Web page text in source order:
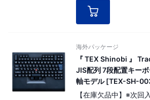
海外パッケージ
『 TEX Shinobi 』
JIS配列 7段配置キー
軸モデル [TEX-SH-
【在庫欠品中】※次回